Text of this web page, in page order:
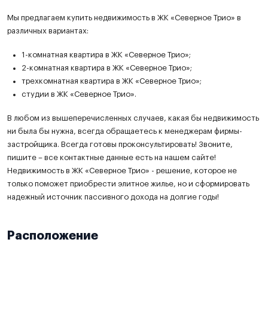
Мы предлагаем купить недвижимость в ЖК «Северное Трио» в
различных вариантах:
1-комнатная квартира в ЖК «Северное Трио»;
2-комнатная квартира в ЖК «Северное Трио»;
трехкомнатная квартира в ЖК «Северное Трио»;
студии в ЖК «Северное Трио».
В любом из вышеперечисленных случаев, какая бы недвижимость
ни была бы нужна, всегда обращаетесь к менеджерам фирмы-
застройщика. Всегда готовы проконсультировать! Звоните,
пишите – все контактные данные есть на нашем сайте!
Недвижимость в ЖК «Северное Трио» - решение, которое не
только поможет приобрести элитное жилье, но и сформировать
надежный источник пассивного дохода на долгие годы!
Расположение